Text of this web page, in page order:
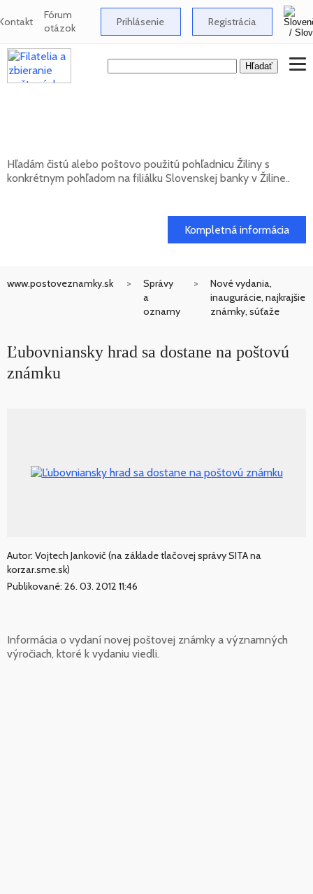
Fórum
otázok Prihlásenie Registrácia
Hľadám čistú alebo poštovo použitú pohľadnicu Žiliny s
konkrétnym pohľadom na filiálku Slovenskej banky v Žiline..
Kompletná informácia
www.postoveznamky.sk
Správy
a
oznamy
Nové vydania,
inaugurácie, najkrajšie
známky, súťaže
Ľubovniansky hrad sa dostane na poštovú
známku
Autor: Vojtech Jankovič (na základe tlačovej správy SITA na
korzar.sme.sk)
Publikované: 26. 03. 2012 11:46
Informácia o vydaní novej poštovej známky a významných
výročiach, ktoré k vydaniu viedli.